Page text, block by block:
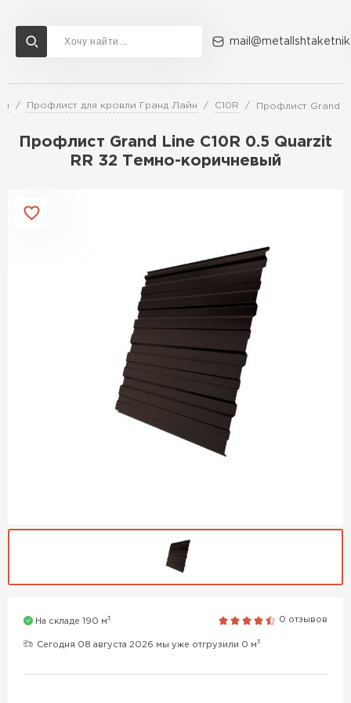
Профлист для кровли Гранд Лайн C10R Профлист Grand
Профлист Grand Line C10R 0.5 Quarzit
RR 32 Темно-коричневый
На складе 190 м3 0 отзывов
Сегодня 08 августа 2026 мы уже отгрузили 0 м3
Доставка и оплата Акции О компании Контакты
Перейти в каталог